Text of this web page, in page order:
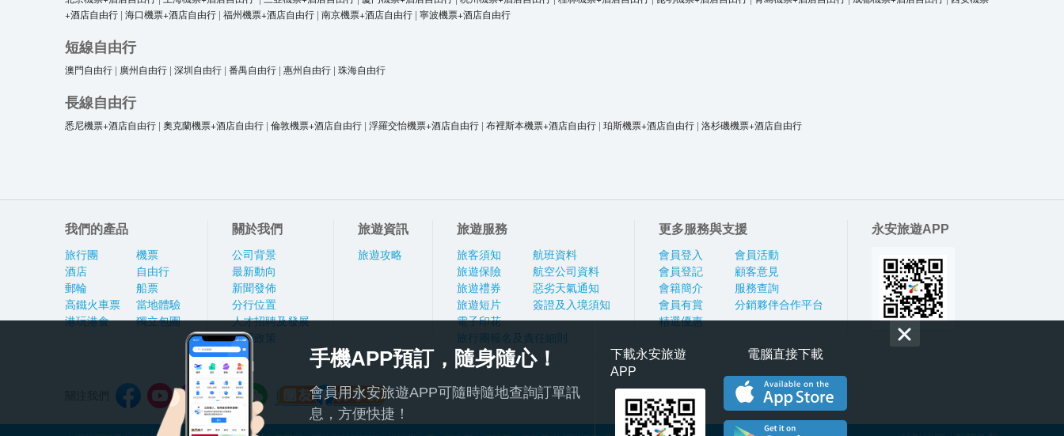
+酒店自由行 | 海口機票+酒店自由行 | 福州機票+酒店自由行 | 南京機票+酒店自由行 | 寧波機票+酒店自由行
短線自由行
澳門自由行 | 廣州自由行 | 深圳自由行 | 番禺自由行 | 惠州自由行 | 珠海自由行
長線自由行
悉尼機票+酒店自由行 | 奧克蘭機票+酒店自由行 | 倫敦機票+酒店自由行 | 浮羅交怡機票+酒店自由行 | 布裡斯本機票+酒店自由行 | 珀斯機票+酒店自由行 | 洛杉磯機票+酒店自由行
我們的產品
旅行團
酒店
郵輪
高鐵火車票
港玩港食
機票
自由行
船票
當地體驗
獨立包團
關於我們
公司背景
最新動向
新聞發佈
分行位置
人才招聘及發展
私隱政策
旅遊資訊
旅遊攻略
旅遊服務
旅客須知
旅遊保險
旅遊禮券
旅遊短片
電子印花
航班資料
航空公司資料
惡劣天氣通知
簽證及入境須知
旅行團報名及責任細則
更多服務與支援
會員登入
會員登記
會籍簡介
會員有賞
精選優惠
會員活動
顧客意見
服務查詢
分銷夥伴合作平台
永安旅遊APP
手機APP預訂，隨身隨心！
會員用永安旅遊APP可隨時隨地查詢訂單訊
息，方便快捷！
下載永安旅遊
APP
電腦直接下載